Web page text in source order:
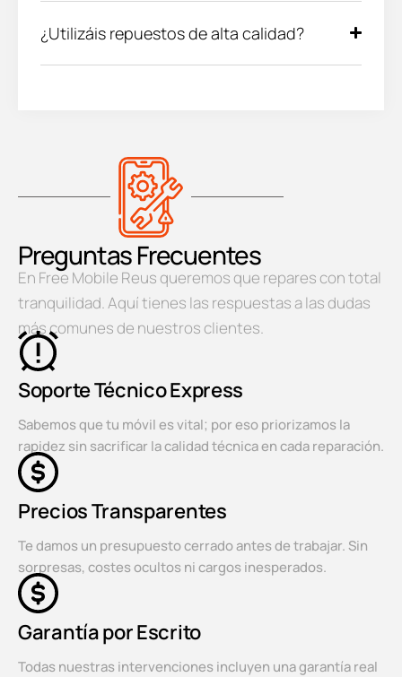
¿Utilizáis repuestos de alta calidad?
Preguntas Frecuentes
En Free Mobile Reus queremos que repares con total
tranquilidad. Aquí tienes las respuestas a las dudas
más comunes de nuestros clientes.
Soporte Técnico Express
Sabemos que tu móvil es vital; por eso priorizamos la
rapidez sin sacrificar la calidad técnica en cada reparación.
Precios Transparentes
Te damos un presupuesto cerrado antes de trabajar. Sin
sorpresas, costes ocultos ni cargos inesperados.
Garantía por Escrito
Todas nuestras intervenciones incluyen una garantía real